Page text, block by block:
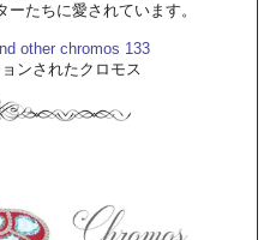
たちに愛されています。
ンされたクロモス